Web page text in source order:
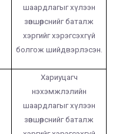
шаардлагыг хүлээн
зөвшөөрснийг баталж
хэргийг хэрэгсэхгүй
болгож шийдвэрлэсэн.
Хариуцагч
нэхэмжлэлийн
шаардлагыг хүлээн
зөвшөөрснийг баталж